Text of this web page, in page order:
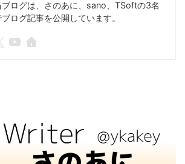
ブログは、さのあに、sano、TSoftの3名
ブログ記事を公開しています。